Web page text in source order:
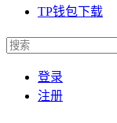
TP钱包下载
登录
注册